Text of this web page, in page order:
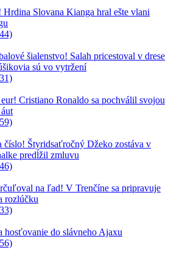
Slovana Kianga hral ešte vlani
šialenstvo! Salah pricestoval v drese
sú vo vytržení
Cristiano Ronaldo sa pochválil svojou
číslo! Štyridsaťročný Džeko zostáva v
predĺžil zmluvu
na ľad! V Trenčíne sa pripravuje
rozlúčku
hosťovanie do slávneho Ajaxu